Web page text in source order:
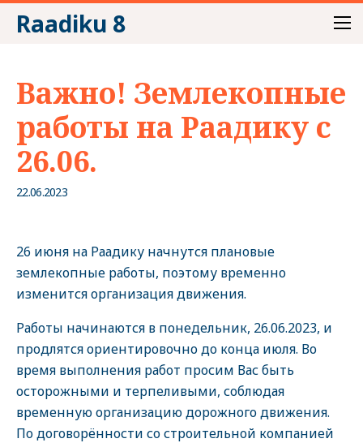
Raadiku 8
Важно! Землекопные
работы на Раадику с
26.06.
22.06.2023
26 июня на Раадику начнутся плановые
землекопные работы, поэтому временно
изменится организация движения.
Работы начинаются в понедельник, 26.06.2023, и
продлятся ориентировочно до конца июля. Во
время выполнения работ просим Вас быть
осторожными и терпеливыми, соблюдая
временную организацию дорожного движения.
По договорённости со строительной компанией